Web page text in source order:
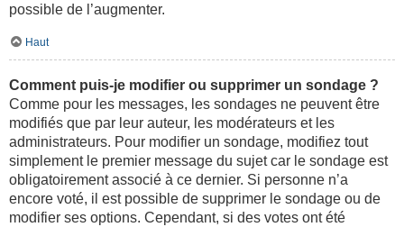
possible de l’augmenter.
Haut
Comment puis-je modifier ou supprimer un sondage ?
Comme pour les messages, les sondages ne peuvent être
modifiés que par leur auteur, les modérateurs et les
administrateurs. Pour modifier un sondage, modifiez tout
simplement le premier message du sujet car le sondage est
obligatoirement associé à ce dernier. Si personne n’a
encore voté, il est possible de supprimer le sondage ou de
modifier ses options. Cependant, si des votes ont été